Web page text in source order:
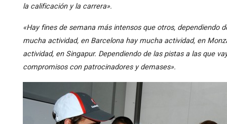
la calificación y la carrera».
«Hay fines de semana más intensos que otros, dependiendo
mucha actividad, en Barcelona hay mucha actividad, en
actividad, en Singapur. Dependiendo de las pistas a las que
compromisos con patrocinadores y demases».